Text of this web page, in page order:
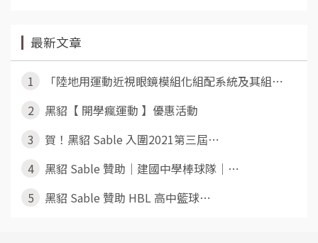
最新文章
1
「陸地用運動近視眼鏡模組化組配系統及其組⋯
2
黑貂【 開學瘋運動 】優惠活動
3
賀！黑貂 Sable 入圍2021第三屆⋯
4
黑貂 Sable 贊助｜建國中學棒球隊｜⋯
5
黑貂 Sable 贊助 HBL 高中籃球⋯